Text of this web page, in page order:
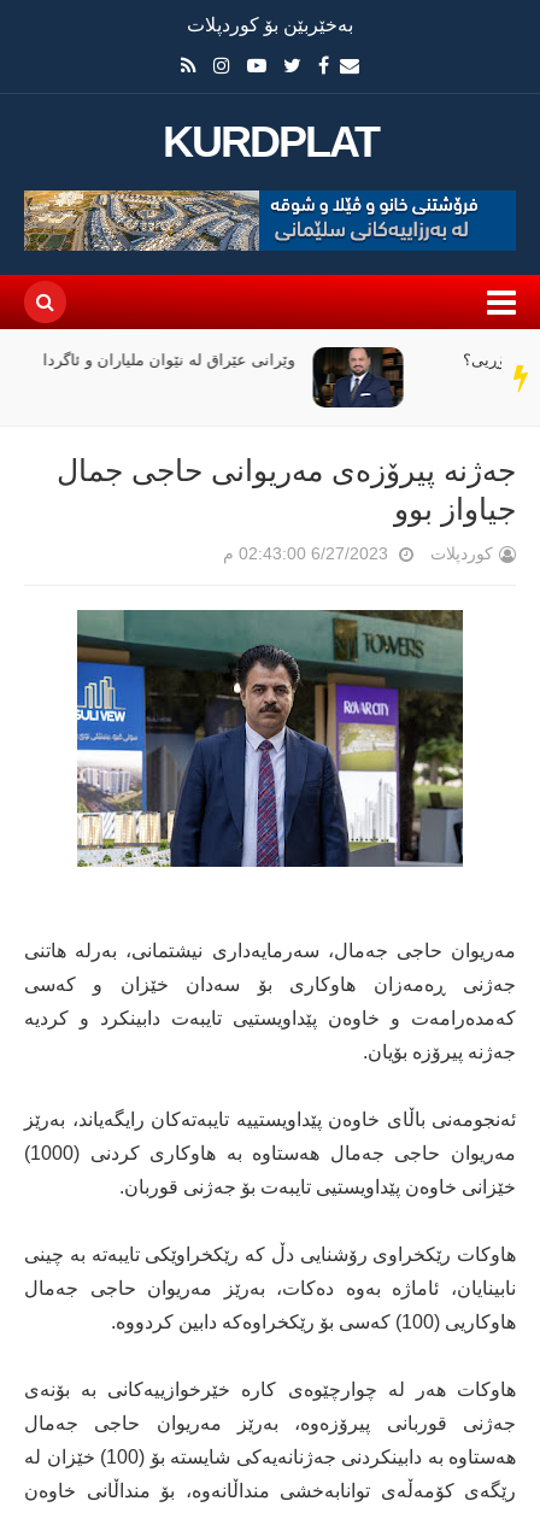
بەخێربێن بۆ کوردپلات
KURDPLAT
سەر
دێڕ
وێرانی عێراق لە نێوان ملیاران و ئاگردا
جەژنە پیرۆزەی مەریوانی حاجی جمال
جیاواز بوو
کوردپلات 6/27/2023 02:43:00 م
مەریوان حاجی جەمال، سەرمایەداری نیشتمانی، بەرلە هاتنی
جەژنی ڕەمەزان ھاوکاری بۆ سەدان خێزان و کەسی
کەمدەرامەت و خاوەن پێداویستیی تایبەت دابینکرد و کردیە
جەژنە پیرۆزە بۆیان.
ئەنجومەنی باڵای خاوەن پێداویستییە تایبەتەکان رایگەیاند، بەرێز
مەریوان حاجی جەمال ھەستاوە بە ھاوکاری کردنی (1000)
خێزانی خاوەن پێداویستیی تایبەت بۆ جەژنی قوربان.
ھاوکات رێکخراوی رۆشنایی دڵ کە رێکخراوێکی تایبەتە بە چینی
نابینایان، ئاماژە بەوە دەکات، بەرێز مەریوان حاجی جەمال
ھاوکاریی (100) کەسی بۆ رێکخراوەکە دابین کردووە.
ھاوکات ھەر لە چوارچێوەی کارە خێرخوازییەکانی بە بۆنەی
جەژنی قوربانی پیرۆزەوە، بەرێز مەریوان حاجی جەمال
ھەستاوە بە دابینکردنی جەژنانەیەکی شایستە بۆ (100) خێزان لە
رێگەی کۆمەڵەی توانابەخشی منداڵانەوە، بۆ منداڵانی خاوەن